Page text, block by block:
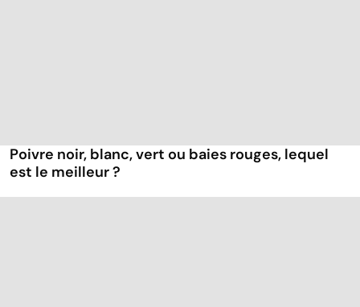
Poivre noir, blanc, vert ou baies rouges, lequel
est le meilleur ?